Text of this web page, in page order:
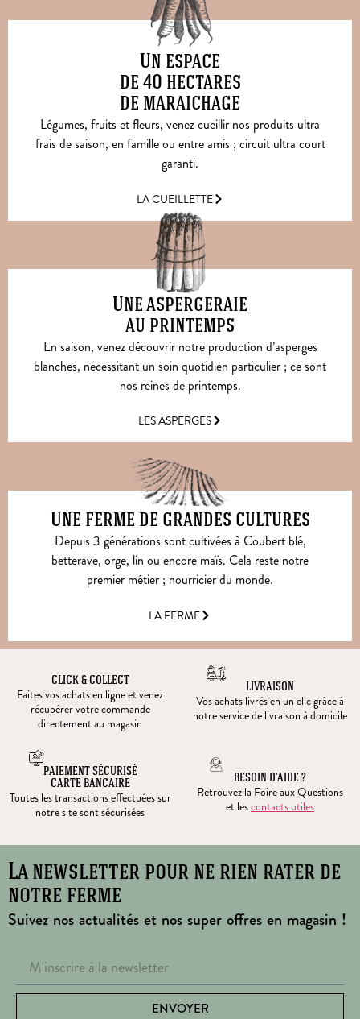
Un espace
de 40 hectares
de maraichage
Légumes, fruits et fleurs, venez cueillir nos produits ultra
frais de saison, en famille ou entre amis ; circuit ultra court
garanti.
LA CUEILLETTE
Une aspergeraie
au printemps
En saison, venez découvrir notre production d’asperges
blanches, nécessitant un soin quotidien particulier ; ce sont
nos reines de printemps.
LES ASPERGES
Une ferme de grandes cultures
Depuis 3 générations sont cultivées à Coubert blé,
betterave, orge, lin ou encore maïs. Cela reste notre
premier métier ; nourricier du monde.
LA FERME
CLICK & COLLECT
Faites vos achats en ligne et venez
récupérer votre commande
directement au magasin
LIVRAISON
Vos achats livrés en un clic grâce à
notre service de livraison à domicile
PAIEMENT SÉCURISÉ
CARTE BANCAIRE
Toutes les transactions effectuées sur
notre site sont sécurisées
BESOIN D’AIDE ?
Retrouvez la Foire aux Questions
et lescontacts utiles
La newsletter pour ne rien rater de
notre ferme
Suivez nos actualités et nos super offres en magasin !
ENVOYER